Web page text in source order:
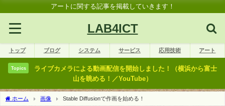
アートに関する記事を掲載していきます！
LAB4ICT
トップ ブログ システム サービス 応用技術 アート
Topics
ライブカメラによる動画配信を開始しました！（横浜から富士
山を眺める！／YouTube）
ホーム 画像 Stable Diffusionで作画を始める！